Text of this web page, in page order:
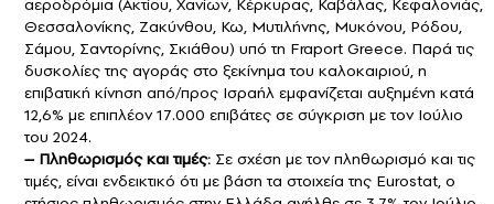
αεροδρόμια (Ακτίου, Χανίων, Κέρκυρας, Καβάλας, Κεφαλονιάς,
Θεσσαλονίκης, Ζακύνθου, Κω, Μυτιλήνης, Μυκόνου, Ρόδου,
Σάµου, Σαντορίνης, Σκιάθου) υπό τη Fraport Greece. Παρά τις
δυσκολίες της αγοράς στο ξεκίνημα του καλοκαιριού, η
επιβατική κίνηση από/προς Ισραήλ εμφανίζεται αυξημένη κατά
12,6% με επιπλέον 17.000 επιβάτες σε σύγκριση με τον Ιούλιο
του 2024.
– Πληθωρισμός και τιμές: Σε σχέση με τον πληθωρισμό και τις
τιμές, είναι ενδεικτικό ότι με βάση τα στοιχεία της Eurostat, o